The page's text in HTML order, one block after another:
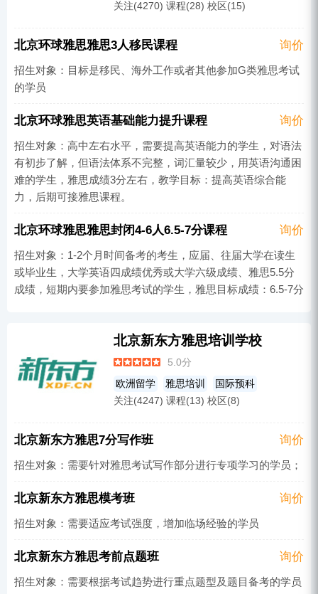
托福
雅思培训
关注(4270) 课程(28) 校区(15)
北京环球雅思雅思3人移民课程 询价
招生对象：目标是移民、海外工作或者其他参加G类雅思考试
的学员
北京环球雅思英语基础能力提升课程 询价
招生对象：高中左右水平，需要提高英语能力的学生，对语法
有初步了解，但语法体系不完整，词汇量较少，用英语沟通困
难的学生，雅思成绩3分左右，教学目标：提高英语综合能
力，后期可接雅思课程。
北京环球雅思雅思封闭4-6人6.5-7分课程 询价
招生对象：1-2个月时间备考的考生，应届、往届大学在读生
或毕业生，大学英语四成绩优秀或大学六级成绩、雅思5.5分
成绩，短期内要参加雅思考试的学生，雅思目标成绩：6.5-7分
北京新东方雅思培训学校
5.0分
欧洲留学 雅思培训
国际预科
关注(4247) 课程(13) 校区(8)
北京新东方雅思7分写作班 询价
招生对象：需要针对雅思考试写作部分进行专项学习的学员；
北京新东方雅思模考班 询价
招生对象：需要适应考试强度，增加临场经验的学员
北京新东方雅思考前点题班 询价
招生对象：需要根据考试趋势进行重点题型及题目备考的学员